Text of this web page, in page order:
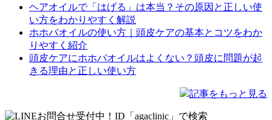
ヘアオイルで「はげる」は本当？その原因と正しい使
い方をわかりやすく解説
ホホバオイルの使い方｜頭皮ケアの基本とコツをわか
りやすく紹介
頭皮ケアにホホバオイルはよくない？頭皮に問題が起
きる理由と正しい使い方
記事をもっと見る